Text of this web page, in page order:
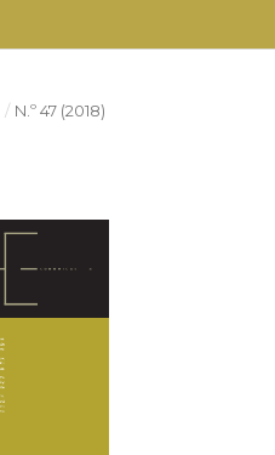
/ N.º 47 (2018)